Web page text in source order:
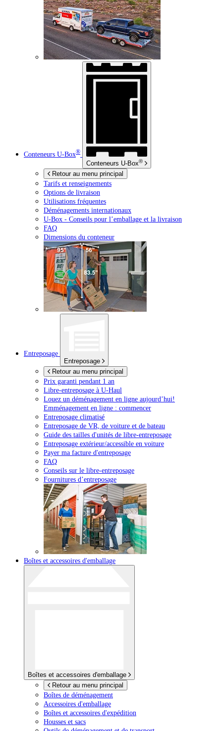
Conteneurs U-Box®
Conteneurs U-Box®
Retour au menu principal
Tarifs et renseignements
Options de livraison
Utilisations fréquentes
Déménagements internationaux
U-Box - Conseils pour l’emballage et la livraison
FAQ
Dimensions du conteneur
Entreposage
Entreposage
Retour au menu principal
Prix garanti pendant 1 an
Libre-entreposage à U-Haul
Louez un déménagement en ligne aujourd’hui!
Emménagement en ligne : commencer
Entreposage climatisé
Entreposage de VR, de voiture et de bateau
Guide des tailles d'unités de libre-entreposage
Entreposage extérieur/accessible en voiture
Payer ma facture d'entreposage
FAQ
Conseils sur le libre-entreposage
Fournitures d’entreposage
Boîtes et accessoires d'emballage
Boîtes et accessoires d'emballage
Retour au menu principal
Boîtes de déménagement
Accessoires d'emballage
Boîtes et accessoires d'expédition
Housses et sacs